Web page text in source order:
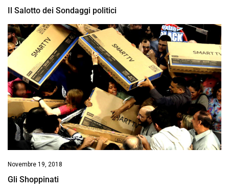
Il Salotto dei Sondaggi politici
Novembre 19, 2018
Gli Shoppinati